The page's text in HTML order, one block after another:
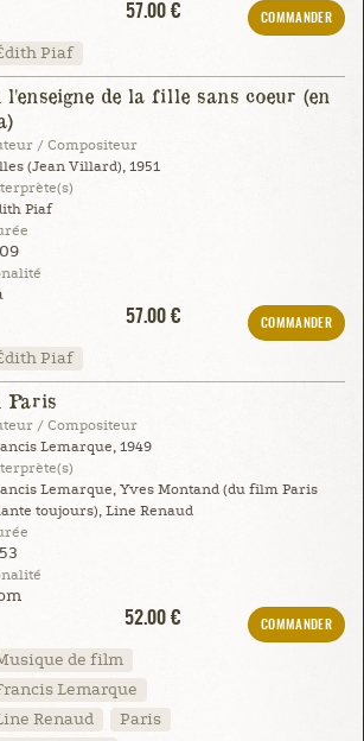
57.00 €
COMMANDER
Piaf
l'enseigne de la fille sans coeur (en
/ Compositeur
(Jean Villard), 1951
Piaf
57.00 €
COMMANDER
Piaf
Paris
/ Compositeur
Lemarque, 1949
Lemarque, Yves Montand (du film Paris
toujours), Line Renaud
52.00 €
COMMANDER
de film
Lemarque
Renaud
Paris